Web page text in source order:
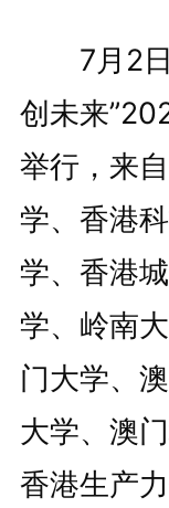
7月2日
创未来
举行，来
学、香港
学、香港
学、岭南
门大学、
大学、澳
香港生产